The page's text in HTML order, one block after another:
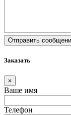
Заказать
×
Ваше имя
Телефон